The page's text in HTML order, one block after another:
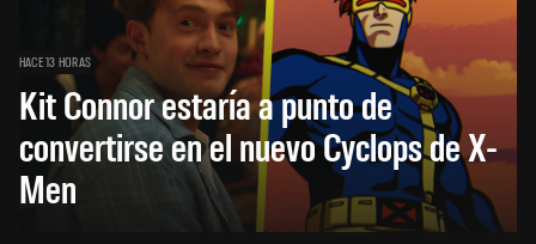
HACE 13 HORAS
Kit Connor estaría a punto de
convertirse en el nuevo Cyclops de X-
Men